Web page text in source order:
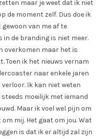
maar je weet dat ik niet
de moment zelf. Dus doe ik
van me af te
in de branding is niet meer.
overkomen maar het is
Toen ik het nieuws vernam
naar enkele jaren
Ik kan niet weten
moeilijk met iemand
Maar ik voel wel pijn om
mij. Het gaat om jou. Wat
is dat ik er altijd zal zijn